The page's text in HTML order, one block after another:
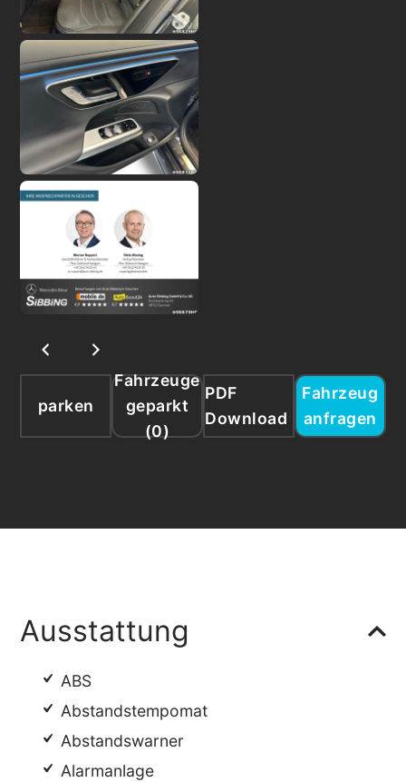
parken
Fahrzeuge
geparkt
(0)
PDF
Download
Fahrzeug
anfragen
Ausstattung
ABS
Abstandstempomat
Abstandswarner
Alarmanlage